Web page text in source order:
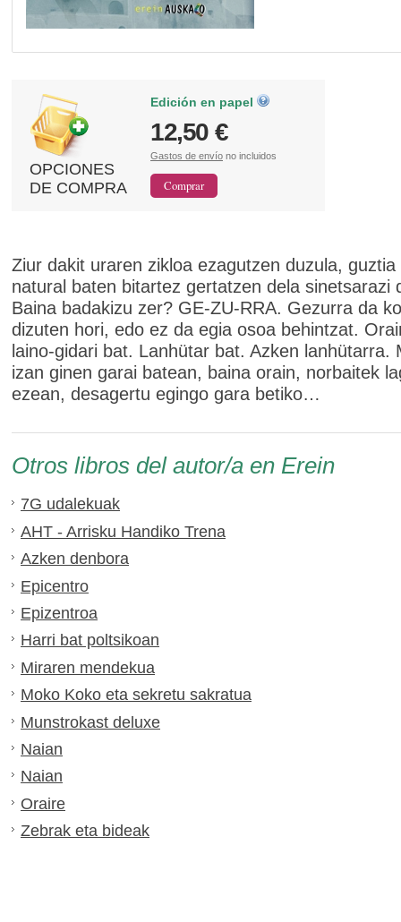
OPCIONES
DE COMPRA
Edición en papel
12,50 €
Gastos de envío no incluidos
Ziur dakit uraren zikloa ezagutzen duzula, guztia
natural baten bitartez gertatzen dela sinetsarazi
Baina badakizu zer? GE-ZU-RRA. Gezurra da
dizuten hori, edo ez da egia osoa behintzat.
laino-gidari bat. Lanhütar bat. Azken lanhütarra.
izan ginen garai batean, baina orain, norbaitek
ezean, desagertu egingo gara betiko…
Otros libros del autor/a en Erein
7G udalekuak
AHT - Arrisku Handiko Trena
Azken denbora
Epicentro
Epizentroa
Harri bat poltsikoan
Miraren mendekua
Moko Koko eta sekretu sakratua
Munstrokast deluxe
Naian
Naian
Oraire
Zebrak eta bideak